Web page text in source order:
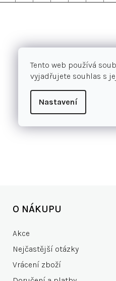
Tento web používá
vyjadřujete souhlas s
Nastavení
O NÁKUPU
Akce
Nejčastější otázky
Vrácení zboží